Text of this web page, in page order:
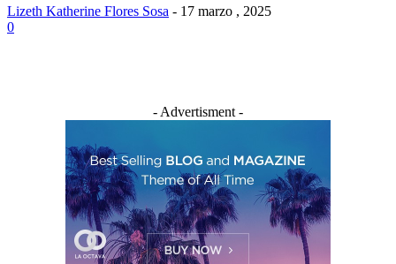
Lizeth Katherine Flores Sosa - 17 marzo , 2025
0
- Advertisment -